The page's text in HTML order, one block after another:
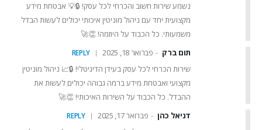
נשמע שירות חשוב והכרחי לכל עסק! 🔒💡 אבטחת מידע
מקצועית יחד עם ניהול מוניטין איכותי יכולים לעשות הבדל
משמעותי. כל הכבוד על היוזמה! 👏🚀
תום ברק
פברואר 18, 2025 REPLY
שירות הכרחי לכל עסק בעידן הדיגיטלי! 🔒📈 ניהול מוניטין
מקצועי ואבטחת מידע ברמה גבוהה יכולים לעשות את
ההבדל. כל הכבוד על השירות האיכותי! 👏🚀
דניאל כהן
פברואר 17, 2025 REPLY
קטגוריות מומלצות
אבטחת מידע